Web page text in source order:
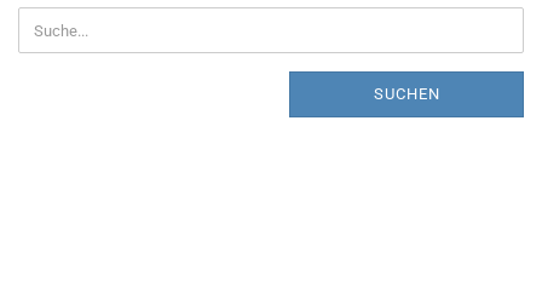
SIE
NOCH
EINMAL
SUCHEN